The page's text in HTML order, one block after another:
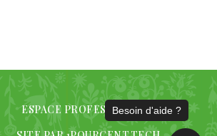
ESPACE PROFESSIONNELS